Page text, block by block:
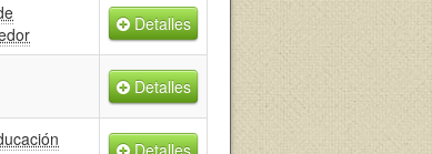
Detalles
Detalles
Detalles